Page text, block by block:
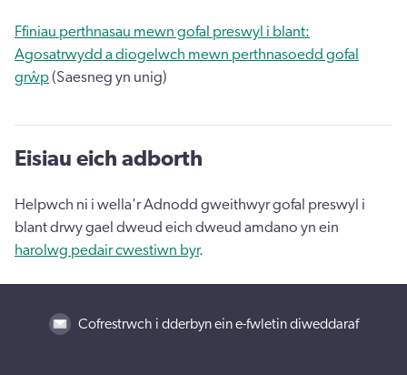
Ffiniau perthnasau mewn gofal preswyl i blant:
Agosatrwydd a diogelwch mewn perthnasoedd gofal
grŵp(Saesneg yn unig)
Eisiau eich adborth
Helpwch ni i wella'r Adnodd gweithwyr gofal preswyl i
blant drwy gael dweud eich dweud amdano yn ein
harolwg pedair cwestiwn byr.
Cofrestrwch i dderbyn ein e-fwletin diweddaraf